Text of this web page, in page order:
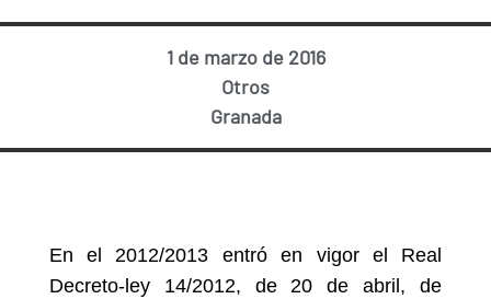
1 de marzo de 2016
Otros
Granada
En el 2012/2013 entró en vigor el Real
Decreto-ley 14/2012, de 20 de abril, de